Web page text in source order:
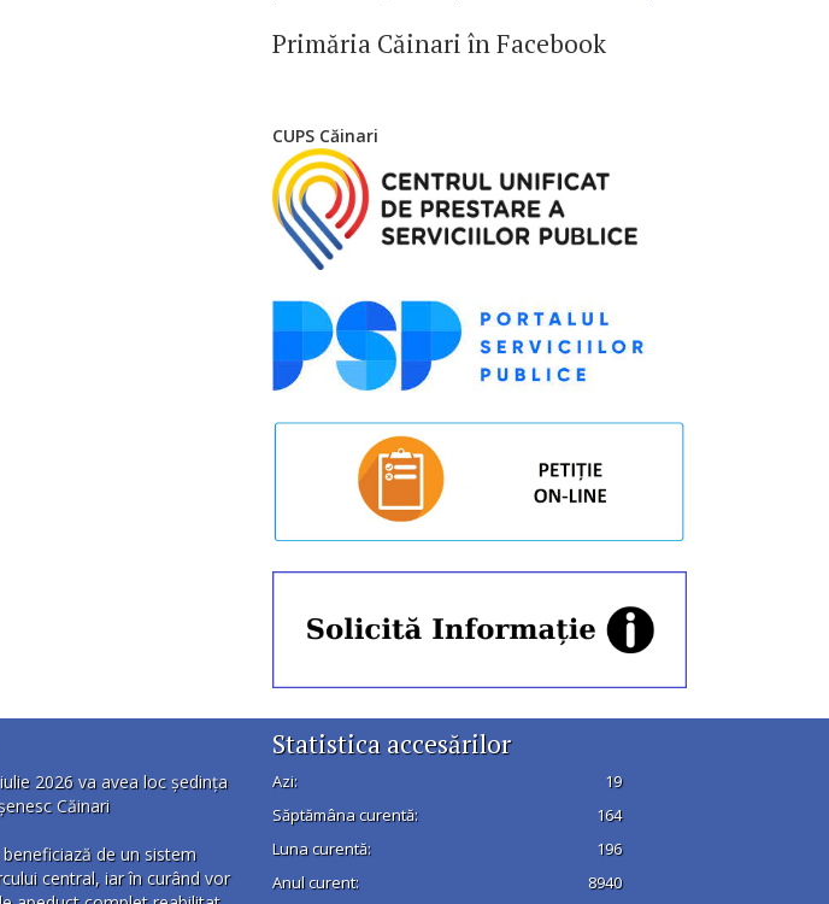
Primăria Căinari în Facebook
CUPS Căinari
2026 va avea loc ședința
Căinari
de un sistem
central, iar în curând vor
Statistica accesărilor
Azi:
19
Săptămâna curentă:
164
Luna curentă:
196
Anul curent:
8940